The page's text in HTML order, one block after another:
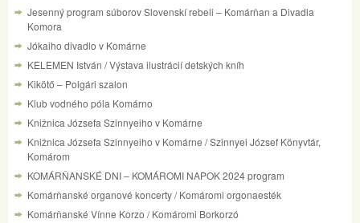
Jesenný program súborov Slovenskí rebeli – Komárňan a Divadla
Komora
Jókaiho divadlo v Komárne
KELEMEN István / Výstava ilustrácií detských kníh
Kikötő – Polgári szalon
Klub vodného póla Komárno
Knižnica Józsefa Szinnyeiho v Komárne
Knižnica Józsefa Szinnyeiho v Komárne / Szinnyei József Könyvtár,
Komárom
KOMÁRŇANSKÉ DNI – KOMÁROMI NAPOK 2024 program
Komárňanské organové koncerty / Komáromi orgonaesték
Komárňanské Vínne Korzo / Komáromi Borkorzó